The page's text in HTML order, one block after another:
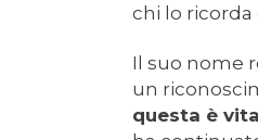
chi lo ricorda
Il suo nome
un
questa è vita